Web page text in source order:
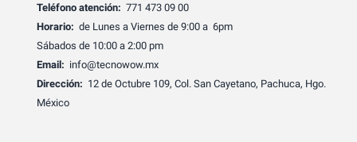
Teléfono atención: 771 473 09 00
Horario: de Lunes a Viernes de 9:00 a 6pm
Sábados de 10:00 a 2:00 pm
Email: info@tecnowow.mx
Dirección: 12 de Octubre 109, Col. San Cayetano, Pachuca, Hgo.
México